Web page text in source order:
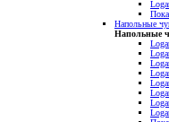
Напольные
Напольные